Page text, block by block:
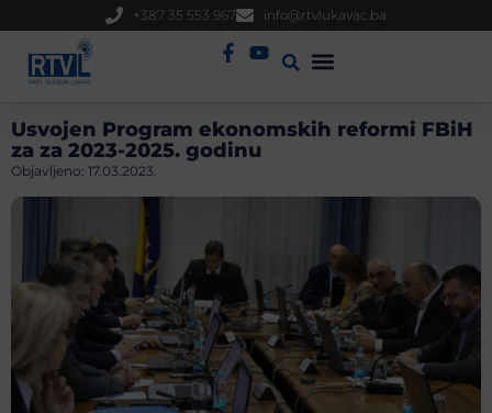
+387 35 553 967 info@rtvlukavac.ba
Usvojen Program ekonomskih reformi FBiH
za za 2023-2025. godinu
Objavljeno: 17.03.2023.